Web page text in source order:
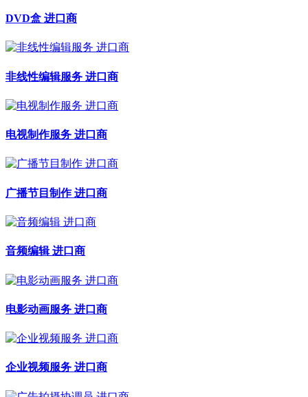
DVD盒 进口商
非线性编辑服务 进口商
电视制作服务 进口商
广播节目制作 进口商
音频编辑 进口商
电影动画服务 进口商
企业视频服务 进口商